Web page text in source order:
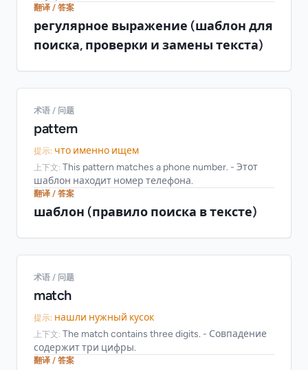
翻译 / 答案
регулярное выражение (шаблон для
поиска, проверки и замены текста)
术语 / 问题
pattern
提示: что именно ищем
上下文: This pattern matches a phone number. - Этот
шаблон находит номер телефона.
翻译 / 答案
шаблон (правило поиска в тексте)
术语 / 问题
match
提示: нашли нужный кусок
上下文: The match contains three digits. - Совпадение
содержит три цифры.
翻译 / 答案